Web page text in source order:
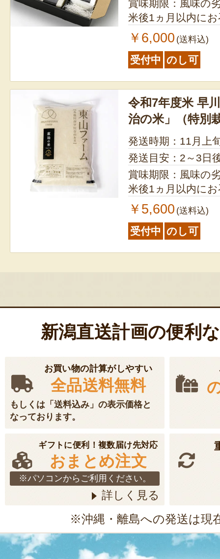
賞味期限：風味の
米後1ヵ月以内に
￥6,000 (送料込)
受付中 のし可
令和7年度米 早
治の米」（特別
発送時期：11月上
発送目安：2～3日
賞味期限：風味の
米後1ヵ月以内に
￥5,600 (送料込)
受付中 のし可
新潟直送計画の便利
お買い物の計算がしやすい
全品送料無料
もしくは「送料込み」の表示価格と
なっております。
ギフトに便利！複数届け先対応
おまとめ注文
※パソコンからご利用ください。
詳しく見る
※沖縄・離島への発送は現